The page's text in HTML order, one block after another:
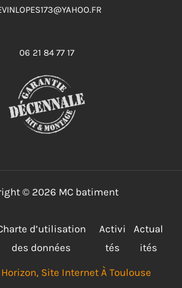
06 21 84 77 17
© 2026 MC batiment
d’utilisation
des données
Activi
tés
Actual
ités
Horizon, Site Internet À Toulouse